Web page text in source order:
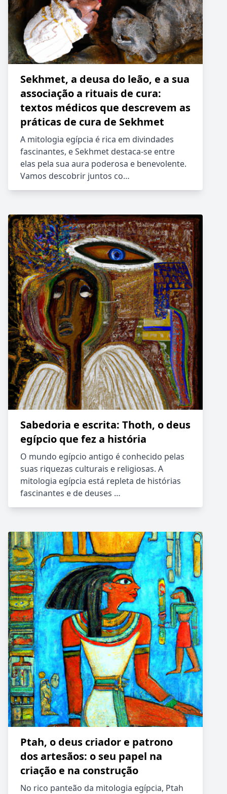
Sekhmet, a deusa do leão, e a sua
associação a rituais de cura:
textos médicos que descrevem as
práticas de cura de Sekhmet
A mitologia egípcia é rica em divindades
fascinantes, e Sekhmet destaca-se entre
elas pela sua aura poderosa e benevolente.
Vamos descobrir juntos co…
Sabedoria e escrita: Thoth, o deus
egípcio que fez a história
O mundo egípcio antigo é conhecido pelas
suas riquezas culturais e religiosas. A
mitologia egípcia está repleta de histórias
fascinantes e de deuses …
Ptah, o deus criador e patrono
dos artesãos: o seu papel na
criação e na construção
No rico panteão da mitologia egípcia, Ptah